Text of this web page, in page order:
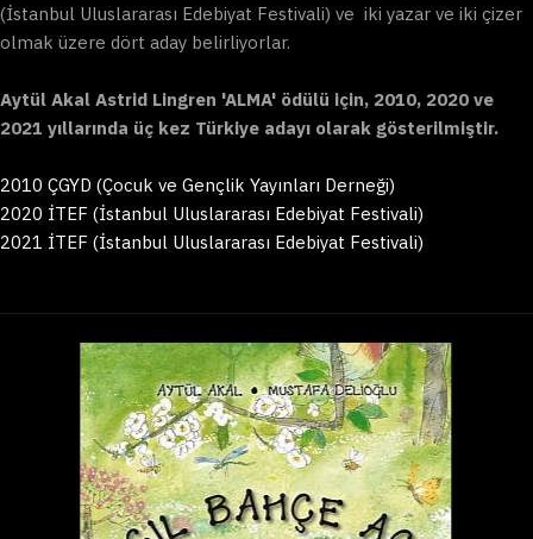
(İstanbul Uluslararası Edebiyat Festivali) ve iki yazar ve iki çizer
olmak üzere dört aday belirliyorlar.
Aytül Akal Astrid Lingren 'ALMA' ödülü için, 2010, 2020 ve
2021 yıllarında üç kez Türkiye adayı olarak gösterilmiştir.
2010 ÇGYD (Çocuk ve Gençlik Yayınları Derneği)
2020 İTEF (İstanbul Uluslararası Edebiyat Festivali)
2021 İTEF (İstanbul Uluslararası Edebiyat Festivali)